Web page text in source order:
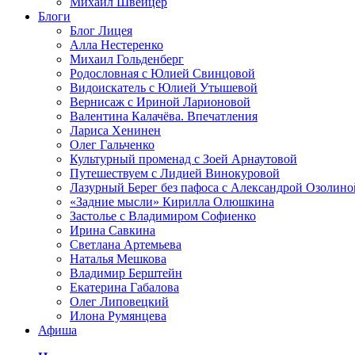
Блоги
Блог Лицея
Алла Нестеренко
Михаил Гольденберг
Родословная с Юлией Свинцовой
Видоискатель с Юлией Утышевой
Вернисаж с Ириной Ларионовой
Валентина Калачёва. Впечатления
Лариса Хенинен
Олег Гальченко
Культурный променад с Зоей Арнаутовой
Путешествуем с Лидией Винокуровой
Лазурный Берег без пафоса с Александрой
«Задние мысли» Кирилла Олюшкина
Застолье с Владимиром Софиенко
Ирина Савкина
Светлана Артемьева
Наталья Мешкова
Владимир Берштейн
Екатерина Габалова
Олег Липовецкий
Илона Румянцева
Афиша